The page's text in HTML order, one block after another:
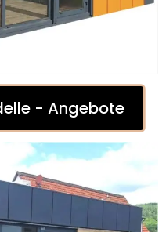
- Angebote